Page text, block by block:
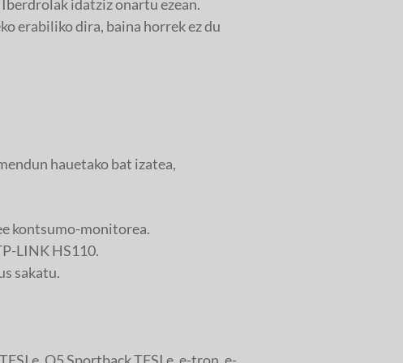
idatziz onartu ezean.
erabiliko dira, baina horrek ez du
hauetako bat izatea,
kontsumo-monitorea.
LINK HS110.
sakatu.